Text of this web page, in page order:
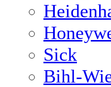
Sick
Bihl-